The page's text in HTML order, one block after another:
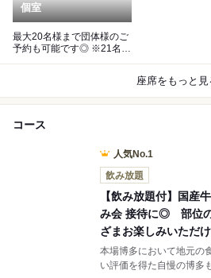
個室
最大20名様まで団体様のご
予約も可能です◎ ※21名様
座席をもっと見
コース
人気No.1
飲み放題
【飲み放題付】国
み会 接待に◎ 部位の
ざまお楽しみいただ
本場博多において地元の
い評価を得た自慢の博多